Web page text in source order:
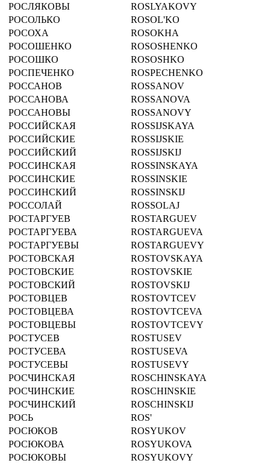
РОСЛЯКОВЫ
ROSLYAKOVY
РОСОЛЬКО
ROSOL'KO
РОСОХА
ROSOKHA
РОСОШЕНКО
ROSOSHENKO
РОСОШКО
ROSOSHKO
РОСПЕЧЕНКО
ROSPECHENKO
РОССАНОВ
ROSSANOV
РОССАНОВА
ROSSANOVA
РОССАНОВЫ
ROSSANOVY
РОССИЙСКАЯ
ROSSIJSKAYA
РОССИЙСКИЕ
ROSSIJSKIE
РОССИЙСКИЙ
ROSSIJSKIJ
РОССИНСКАЯ
ROSSINSKAYA
РОССИНСКИЕ
ROSSINSKIE
РОССИНСКИЙ
ROSSINSKIJ
РОССОЛАЙ
ROSSOLAJ
РОСТАРГУЕВ
ROSTARGUEV
РОСТАРГУЕВА
ROSTARGUEVA
РОСТАРГУЕВЫ
ROSTARGUEVY
РОСТОВСКАЯ
ROSTOVSKAYA
РОСТОВСКИЕ
ROSTOVSKIE
РОСТОВСКИЙ
ROSTOVSKIJ
РОСТОВЦЕВ
ROSTOVTCEV
РОСТОВЦЕВА
ROSTOVTCEVA
РОСТОВЦЕВЫ
ROSTOVTCEVY
РОСТУСЕВ
ROSTUSEV
РОСТУСЕВА
ROSTUSEVA
РОСТУСЕВЫ
ROSTUSEVY
РОСЧИНСКАЯ
ROSCHINSKAYA
РОСЧИНСКИЕ
ROSCHINSKIE
РОСЧИНСКИЙ
ROSCHINSKIJ
РОСЬ
ROS'
РОСЮКОВ
ROSYUKOV
РОСЮКОВА
ROSYUKOVA
РОСЮКОВЫ
ROSYUKOVY